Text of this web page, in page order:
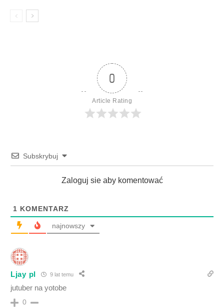
0
Article Rating
Subskrybuj
Zaloguj sie aby komentować
1 KOMENTARZ
najnowszy
Ljay pl 9 lat temu
jutuber na yotobe
0